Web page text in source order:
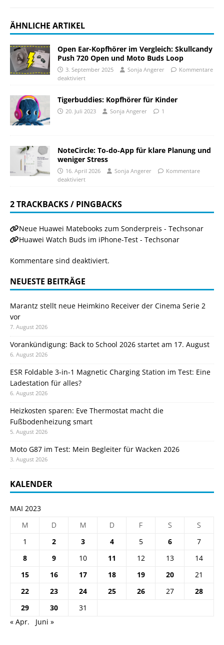
ÄHNLICHE ARTIKEL
Open Ear-Kopfhörer im Vergleich: Skullcandy
Push 720 Open und Moto Buds Loop
3. September 2025 Sonja Angerer
Kommentare
deaktiviert
Tigerbuddies: Kopfhörer für Kinder
20. Juli 2023 Sonja Angerer 1
NoteCircle: To‑do‑App für klare Planung und
weniger Stress
16. April 2026 Sonja Angerer
Kommentare
deaktiviert
2 TRACKBACKS / PINGBACKS
Neue Huawei Matebooks zum Sonderpreis - Techsonar
Huawei Watch Buds im iPhone-Test - Techsonar
Kommentare sind deaktiviert.
NEUESTE BEITRÄGE
Marantz stellt neue Heimkino Receiver der Cinema Serie 2
vor
7. August 2026
Vorankündigung: Back to School 2026 startet am 17. August
6. August 2026
ESR Foldable 3-in-1 Magnetic Charging Station im Test: Eine
Ladestation für alles?
6. August 2026
Heizkosten sparen: Eve Thermostat macht die
Fußbodenheizung smart
5. August 2026
Moto G87 im Test: Mein Begleiter für Wacken 2026
3. August 2026
KALENDER
MAI 2023
M
D M D F S
S
1
2 3 4 5 6
7
8
9 10 11 12 13
14
15
16 17 18 19 20
21
22
23 24 25 26 27
28
29
30
31
« Apr.
Juni »